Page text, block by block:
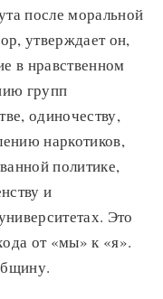
после моральной
утверждает он,
в нравственном
групп
одиночеству,
наркотиков,
политике,
и
Это
от «мы» к «я».